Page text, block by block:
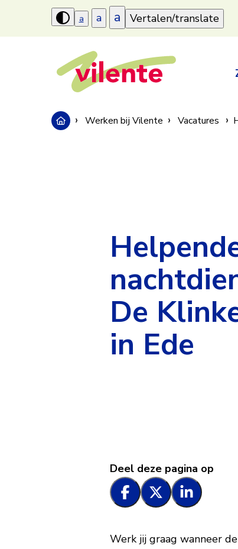
Hoog
contrast
aanzetten
a a a Vertalen/translate
Werken bij Vilente Vacatures
De
in Ede
Helpende,
Deel deze pagina op
Werk jij graag wanneer